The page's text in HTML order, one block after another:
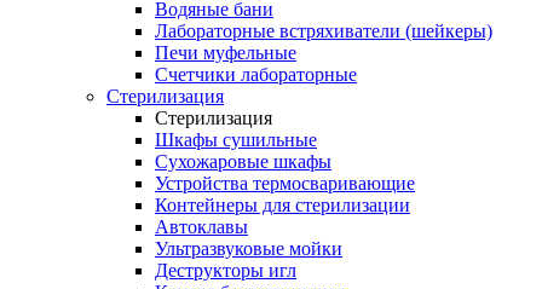
Водяные бани
Лабораторные встряхиватели (шейкеры)
Печи муфельные
Счетчики лабораторные
Стерилизация
Стерилизация
Шкафы сушильные
Сухожаровые шкафы
Устройства термосваривающие
Контейнеры для стерилизации
Автоклавы
Ультразвуковые мойки
Деструкторы игл